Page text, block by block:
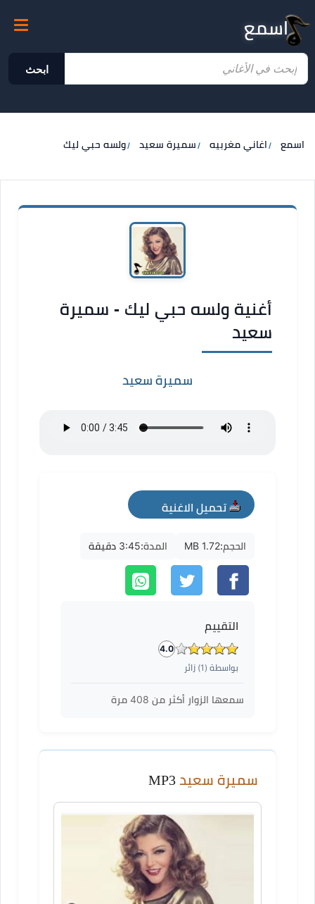
اسمع
ابحث
اسمع اغاني مغربيه سميرة سعيد ولسه حبي ليك
أغنية ولسه حبي ليك - سميرة
سعيد
سميرة سعيد
تحميل الاغنية
mp3
الحجم:1.72 MB المدة:3:45 دقيقة
التقييم
4.0
بواسطة ( 1) زائر
سمعها الزوار أكثر من 408 مرة
سميرة سعيد